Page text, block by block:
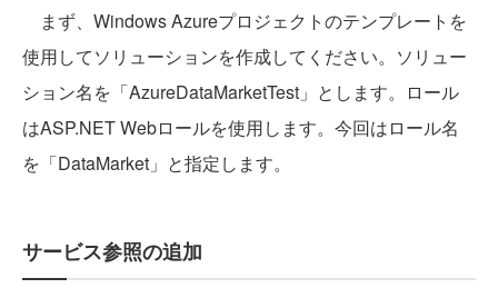
まず、Windows Azureプロジェクトのテンプレートを
使用してソリューションを作成してください。ソリュー
ション名を「AzureDataMarketTest」とします。ロール
はASP.NET Webロールを使用します。今回はロール名
を「DataMarket」と指定します。
サービス参照の追加